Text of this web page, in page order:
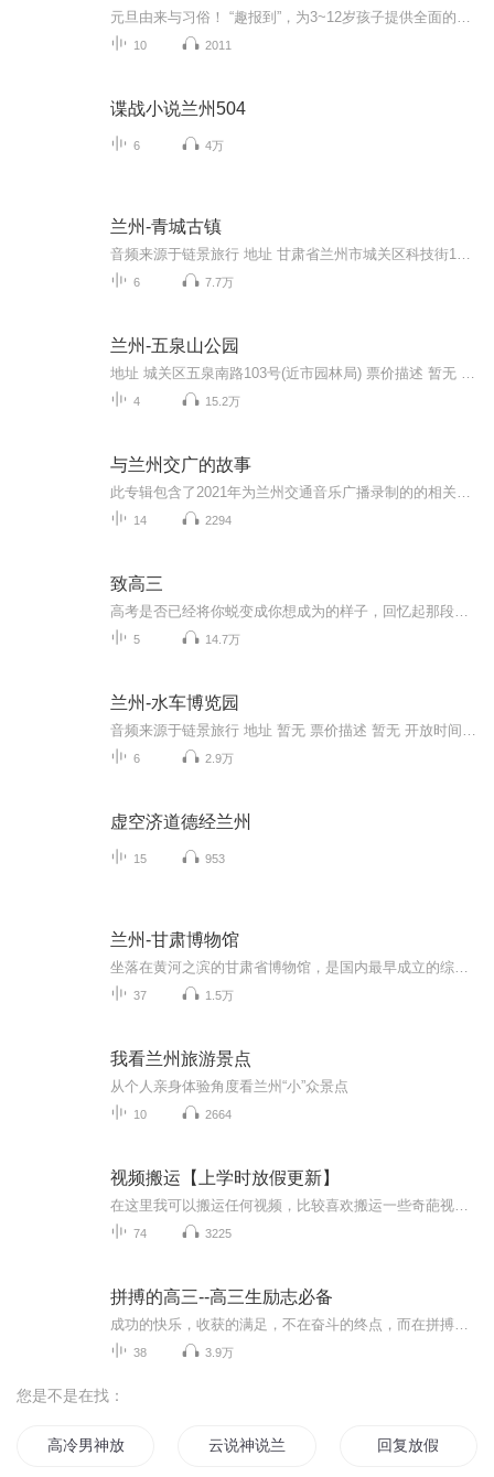
10 2011
谍战小说兰州504
6 4万
兰州-青城古镇
6 7.7万
兰州-五泉山公园
4 15.2万
与兰州交广的故事
14 2294
致高三
5 14.7万
兰州-水车博览园
6 2.9万
虚空济道德经兰州
15 953
兰州-甘肃博物馆
37 1.5万
我看兰州旅游景点
从个人亲身体验角度看兰州“小”众景点
10 2664
视频搬运【上学时放假更新】
74 3225
拼搏的高三--高三生励志必备
38 3.9万
您是不是在找：
高冷男神放肆爱 云说神说兰说 回复放假